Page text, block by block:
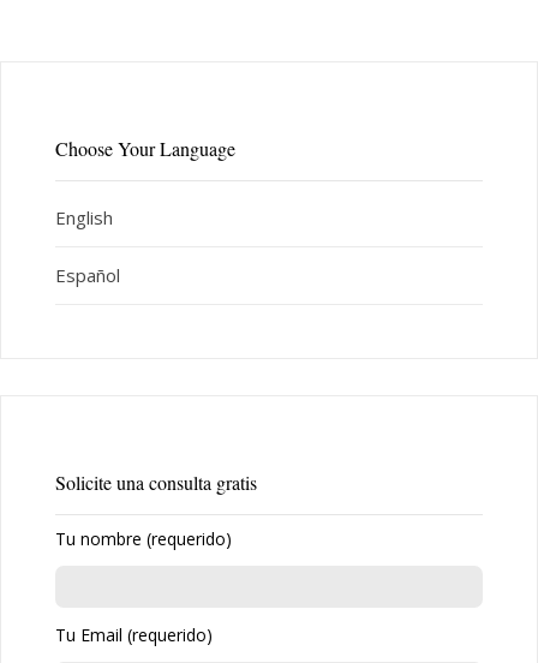
Choose Your Language
English
Español
Solicite una consulta gratis
Tu nombre (requerido)
Tu Email (requerido)